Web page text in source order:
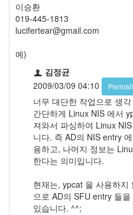
이승환
019-445-1813
lucifertear@gmail.com
예)
김정균
2009/03/09 04:10
너무 대단한 작업으로 생
간단하게 Linux NIS 에서
져와서 파싱하여 Linux
니다. 즉 AD의 NIS entry
용하고, 나머지 정보는
한다는 의미입니다.
현재는, ypcat 을 사용하지
으로 AD의 SFU entry 들
있습니다. ^^;